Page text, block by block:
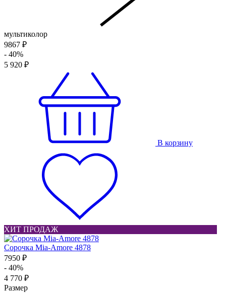
мультиколор
9867 ₽
- 40%
5 920 ₽
В корзину
ХИТ ПРОДАЖ
Сорочка Mia-Amore 4878
7950 ₽
- 40%
4 770 ₽
Размер